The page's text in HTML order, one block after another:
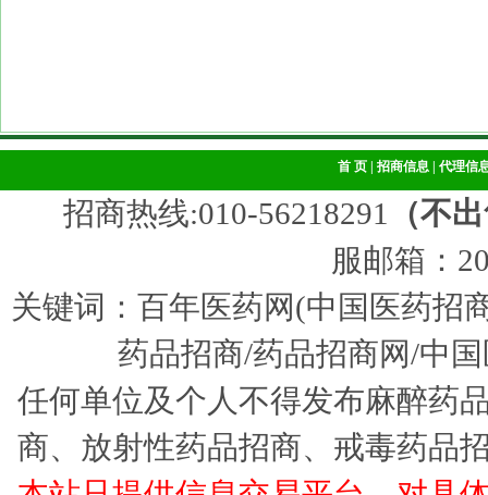
首 页 |招商信息 代理信
招商热线:010-56218291
（不
服邮箱：
关键词：百年医药网(中国医药招
药品招商/药品招商网/中
任何单位及个人不得发布麻醉药
商、放射性药品招商、戒毒药品